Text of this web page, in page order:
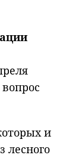
и
лесного